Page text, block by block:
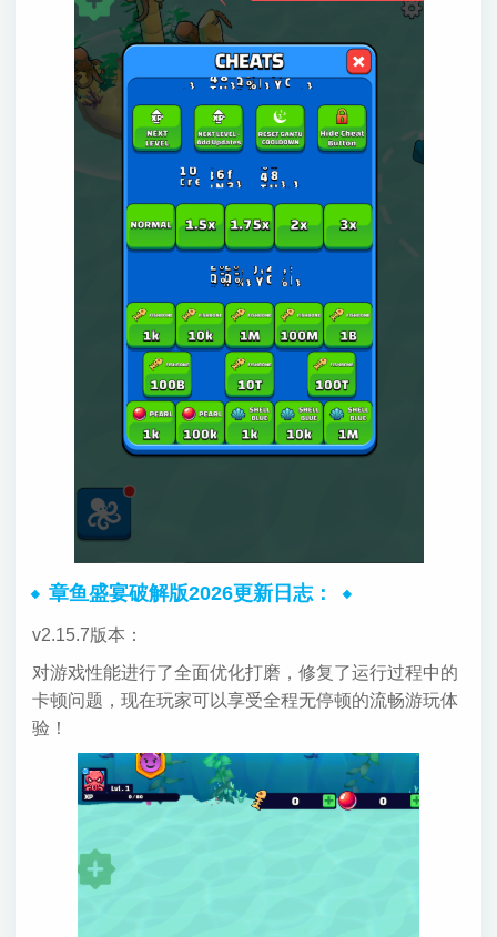
章鱼盛宴破解版2026更新日志：
v2.15.7版本：
对游戏性能进行了全面优化打磨，修复了运行过程中的
卡顿问题，现在玩家可以享受全程无停顿的流畅游玩体
验！